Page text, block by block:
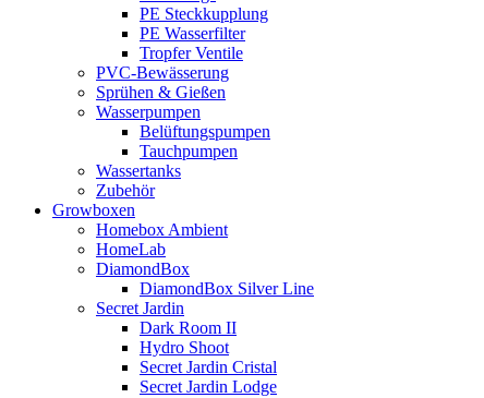
PE Steckkupplung
PE Wasserfilter
Tropfer Ventile
PVC-Bewässerung
Sprühen & Gießen
Wasserpumpen
Belüftungspumpen
Tauchpumpen
Wassertanks
Zubehör
Growboxen
Homebox Ambient
HomeLab
DiamondBox
DiamondBox Silver Line
Secret Jardin
Dark Room II
Hydro Shoot
Secret Jardin Cristal
Secret Jardin Lodge